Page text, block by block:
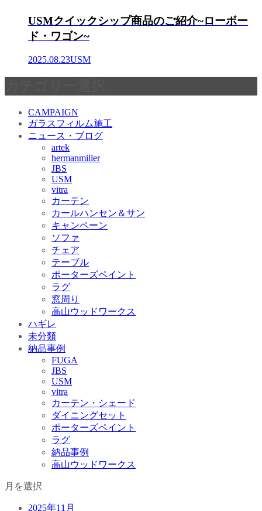
USMクイックシップ商品のご紹介~ローボー
ド・ワゴン~
2025.08.23USM
CAMPAIGN
ガラスフィルム施工
ニュース・ブログ
artek
hermanmiller
JBS
USM
vitra
カーテン
カールハンセン＆サン
キャンペーン
ソファ
チェア
テーブル
ポーターズペイント
ラグ
窓周り
高山ウッドワークス
ハギレ
未分類
納品事例
FUGA
JBS
USM
vitra
カーテン・シェード
ダイニングセット
ポーターズペイント
ラグ
納品事例
高山ウッドワークス
月を選択
2025年11月